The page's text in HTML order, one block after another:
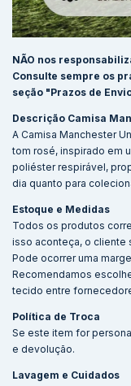
NÃO nos
Consulte sempre os
seção "Prazos de
Descrição Camisa
A Camisa Manchester
tom rosé, inspirado em
poliéster respirável,
dia quanto para
Estoque e Medidas
Todos os produtos
isso aconteça, o cliente
Pode ocorrer uma
Recomendamos
tecido entre
Política de Troca
Se este item for
e devolução.
Lavagem e Cuidados